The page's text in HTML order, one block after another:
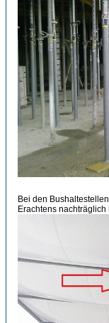
Bei den
Erachtens